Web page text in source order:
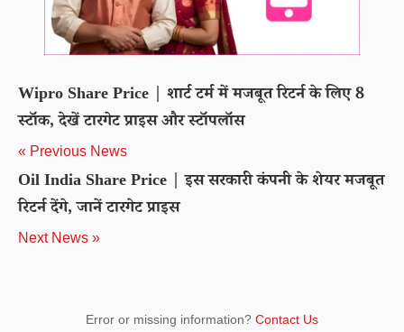
Wipro Share Price | शार्ट टर्म में मजबूत रिटर्न के लिए 8
स्टॉक, देखें टारगेट प्राइस और स्टॉपलॉस
« Previous News
Oil India Share Price | इस सरकारी कंपनी के शेयर मजबूत
रिटर्न देंगे, जानें टारगेट प्राइस
Next News »
Error or missing information? Contact Us